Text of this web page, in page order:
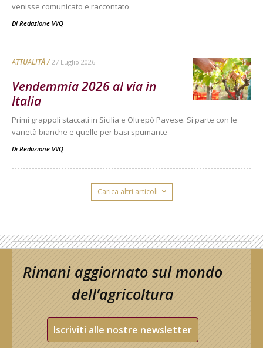
venisse comunicato e raccontato
Di Redazione VVQ
ATTUALITÀ 27 Luglio 2026
Vendemmia 2026 al via in
Italia
Primi grappoli staccati in Sicilia e Oltrepò Pavese. Si parte con le
varietà bianche e quelle per basi spumante
Di Redazione VVQ
Carica altri articoli
Rimani aggiornato sul mondo
dell’agricoltura
Iscriviti alle nostre newsletter